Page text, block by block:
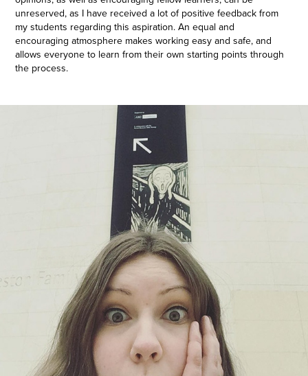
unreserved, as I have received a lot of positive feedback from
my students regarding this aspiration. An equal and
encouraging atmosphere makes working easy and safe, and
allows everyone to learn from their own starting points through
the process.